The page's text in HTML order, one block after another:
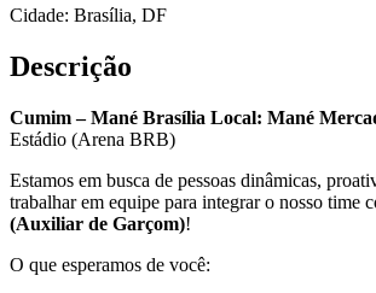
Cidade: Brasília, DF
Descrição
Cumim – Mané Brasília Local: Mané
Estádio (Arena BRB)
Estamos em busca de pessoas dinâmicas,
trabalhar em equipe para integrar o nosso time
(Auxiliar de Garçom)!
O que esperamos de você: